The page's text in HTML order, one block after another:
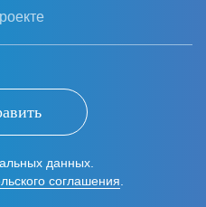
данных.
соглашения